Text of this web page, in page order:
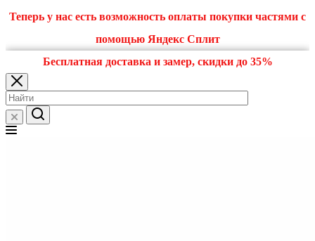
Теперь у нас есть возможность оплаты покупки частями с
помощью Яндекс Сплит
Бесплатная доставка и замер, скидки до 35%